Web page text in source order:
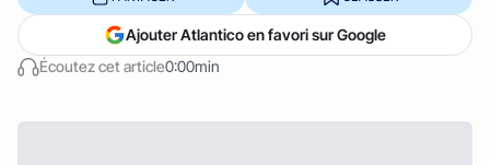
Écoutez cet article0:00min
Ajouter Atlantico en favori sur Google